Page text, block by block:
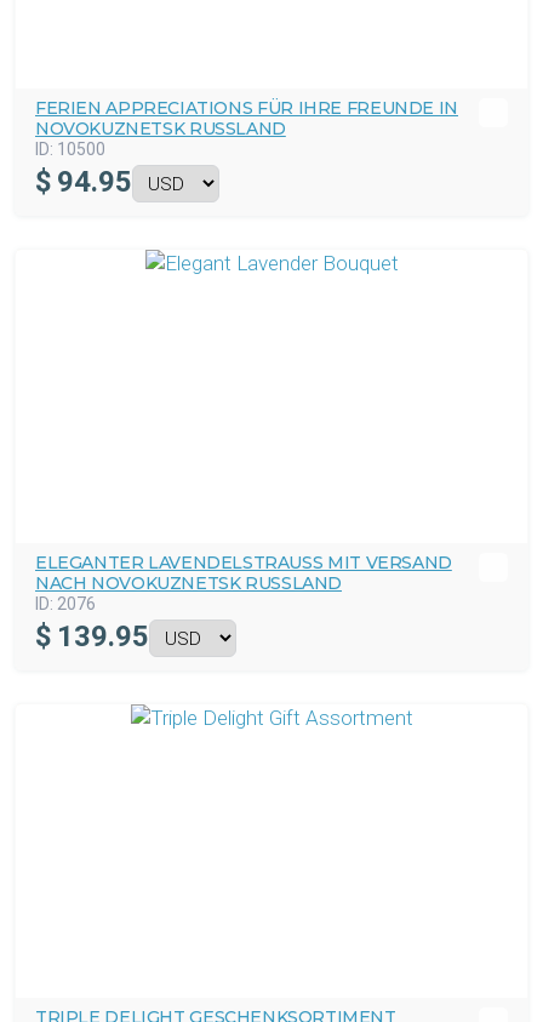
FERIEN APPRECIATIONS FÜR IHRE FREUNDE IN
NOVOKUZNETSK RUSSLAND
ID: 10500
$ 94.95
ELEGANTER LAVENDELSTRAUSS MIT VERSAND N
ACH NOVOKUZNETSK RUSSLAND
ID: 2076
$ 139.95
TRIPLE DELIGHT GESCHENKSORTIMENT